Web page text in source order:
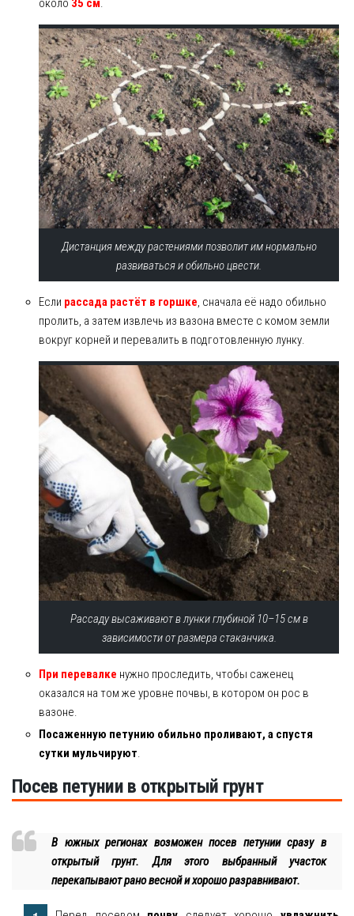
около 35 см.
Дистанция между растениями позволит им нормально
развиваться и обильно цвести.
Если рассада растёт в горшке, сначала её надо обильно
пролить, а затем извлечь из вазона вместе с комом земли
вокруг корней и перевалить в подготовленную лунку.
Рассаду высаживают в лунки глубиной 10–15 см в
зависимости от размера стаканчика.
При перевалке нужно проследить, чтобы саженец
оказался на том же уровне почвы, в котором он рос в
вазоне.
Посаженную петунию обильно проливают, а спустя
сутки мульчируют.
Посев петунии в открытый грунт
В южных регионах возможен посев петунии сразу в
открытый грунт. Для этого выбранный участок
перекапывают рано весной и хорошо разравнивают.